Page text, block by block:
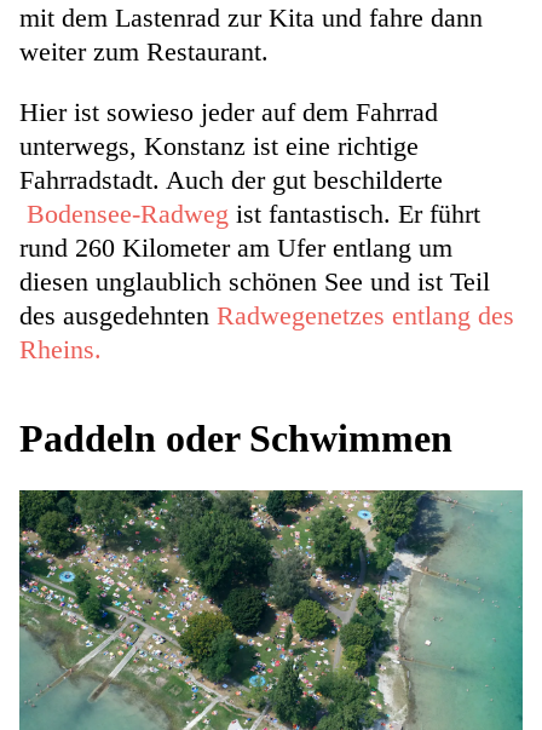
mit dem Lastenrad zur Kita und fahre dann
weiter zum Restaurant.
Hier ist sowieso jeder auf dem Fahrrad
unterwegs, Konstanz ist eine richtige
Fahrradstadt. Auch der gut beschilderte
Bodensee-Radweg ist fantastisch. Er führt
rund 260 Kilometer am Ufer entlang um
diesen unglaublich schönen See und ist Teil
des ausgedehnten Radwegenetzes entlang des
Rheins.
Paddeln oder Schwimmen